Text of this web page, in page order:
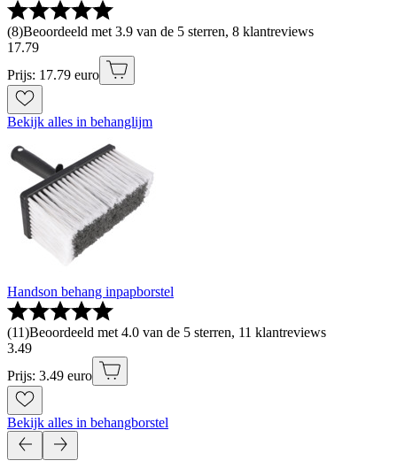
(8)Beoordeeld met 3.9 van de 5 sterren, 8 klantreviews
17.79
Prijs: 17.79 euro
Bekijk alles in behanglijm
Handson behang inpapborstel
(11)Beoordeeld met 4.0 van de 5 sterren, 11 klantreviews
3.49
Prijs: 3.49 euro
Bekijk alles in behangborstel